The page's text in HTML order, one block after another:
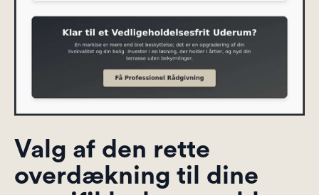
Valg af den rette
overdækning til dine